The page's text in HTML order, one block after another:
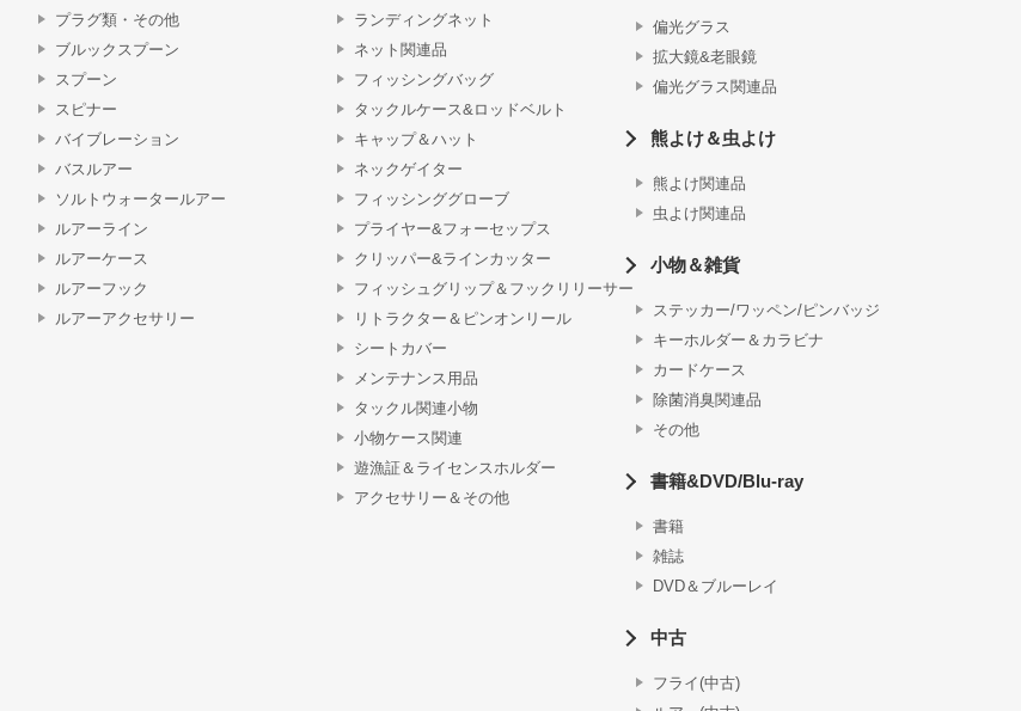
プラグ類・その他
ブルックスプーン
スプーン
スピナー
バイブレーション
バスルアー
ソルトウォータールアー
ルアーライン
ルアーケース
ルアーフック
ルアーアクセサリー
ランディングネット
ネット関連品
フィッシングバッグ
タックルケース&ロッドベルト
キャップ＆ハット
ネックゲイター
フィッシンググローブ
プライヤー&フォーセップス
クリッパー&ラインカッター
フィッシュグリップ＆フックリリーサー
リトラクター＆ピンオンリール
シートカバー
メンテナンス用品
タックル関連小物
小物ケース関連
遊漁証＆ライセンスホルダー
アクセサリー＆その他
偏光グラス
拡大鏡&老眼鏡
偏光グラス関連品
熊よけ＆虫よけ
熊よけ関連品
虫よけ関連品
小物＆雑貨
ステッカー/ワッペン/ピンバッジ
キーホルダー＆カラビナ
カードケース
除菌消臭関連品
その他
書籍&DVD/Blu-ray
書籍
雑誌
DVD＆ブルーレイ
中古
フライ(中古)